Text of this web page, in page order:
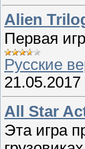
Alien
Первая
Русские
21.05.2017
All Star
Эта игра